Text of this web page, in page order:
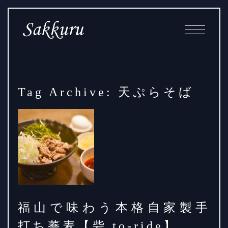
Skip
ContentNavigation
Tag Archive: 天ぷらそば
福山で味わう本格自家製手